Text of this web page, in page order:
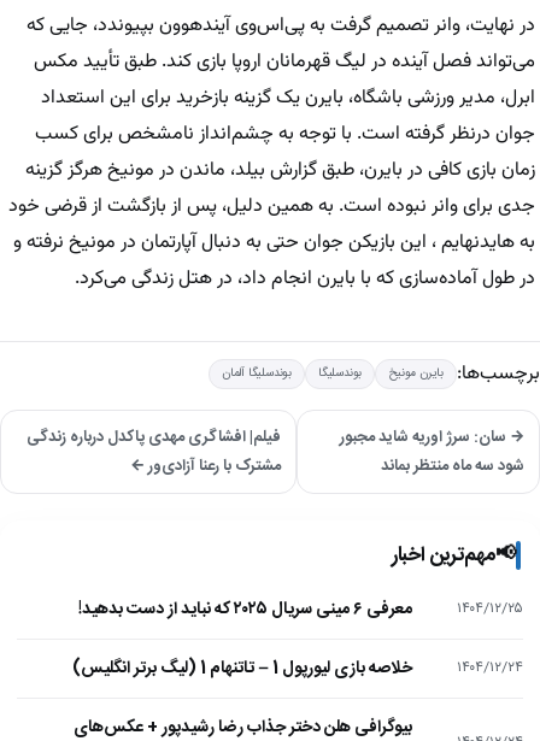
در نهایت، وانر تصمیم گرفت به پی‌اس‌وی آیندهوون بپیوندد، جایی که
می‌تواند فصل آینده در لیگ قهرمانان اروپا بازی کند. طبق تأیید مکس
ابرل، مدیر ورزشی باشگاه، بایرن یک گزینه بازخرید برای این استعداد
جوان درنظر گرفته است. با توجه به چشم‌انداز نامشخص برای کسب
زمان بازی کافی در بایرن، طبق گزارش بیلد، ماندن در مونیخ هرگز گزینه
جدی برای وانر نبوده است. به همین دلیل، پس از بازگشت از قرضی خود
به هایدنهایم ، این بازیکن جوان حتی به دنبال آپارتمان در مونیخ نرفته و
در طول آماده‌سازی که با بایرن انجام داد، در هتل زندگی می‌کرد.
برچسب‌ها: بایرن مونیخ بوندسلیگا بوندسلیگا آلمان
→ سان: سرژ اوریه شاید مجبور
شود سه ماه منتظر بماند
فیلم| افشاگری مهدی پاکدل درباره زندگی
مشترک با رعنا آزادی‌ور ←
📢مهم‌ترین اخبار
۱۴۰۴/۱۲/۲۵ معرفی ۶ مینی سریال ۲۰۲۵ که نباید از دست بدهید!
۱۴۰۴/۱۲/۲۴ خلاصه بازی لیورپول 1 – تاتنهام 1 (لیگ برتر انگلیس)
بیوگرافی هلن دختر جذاب رضا رشیدپور + عکس‌های